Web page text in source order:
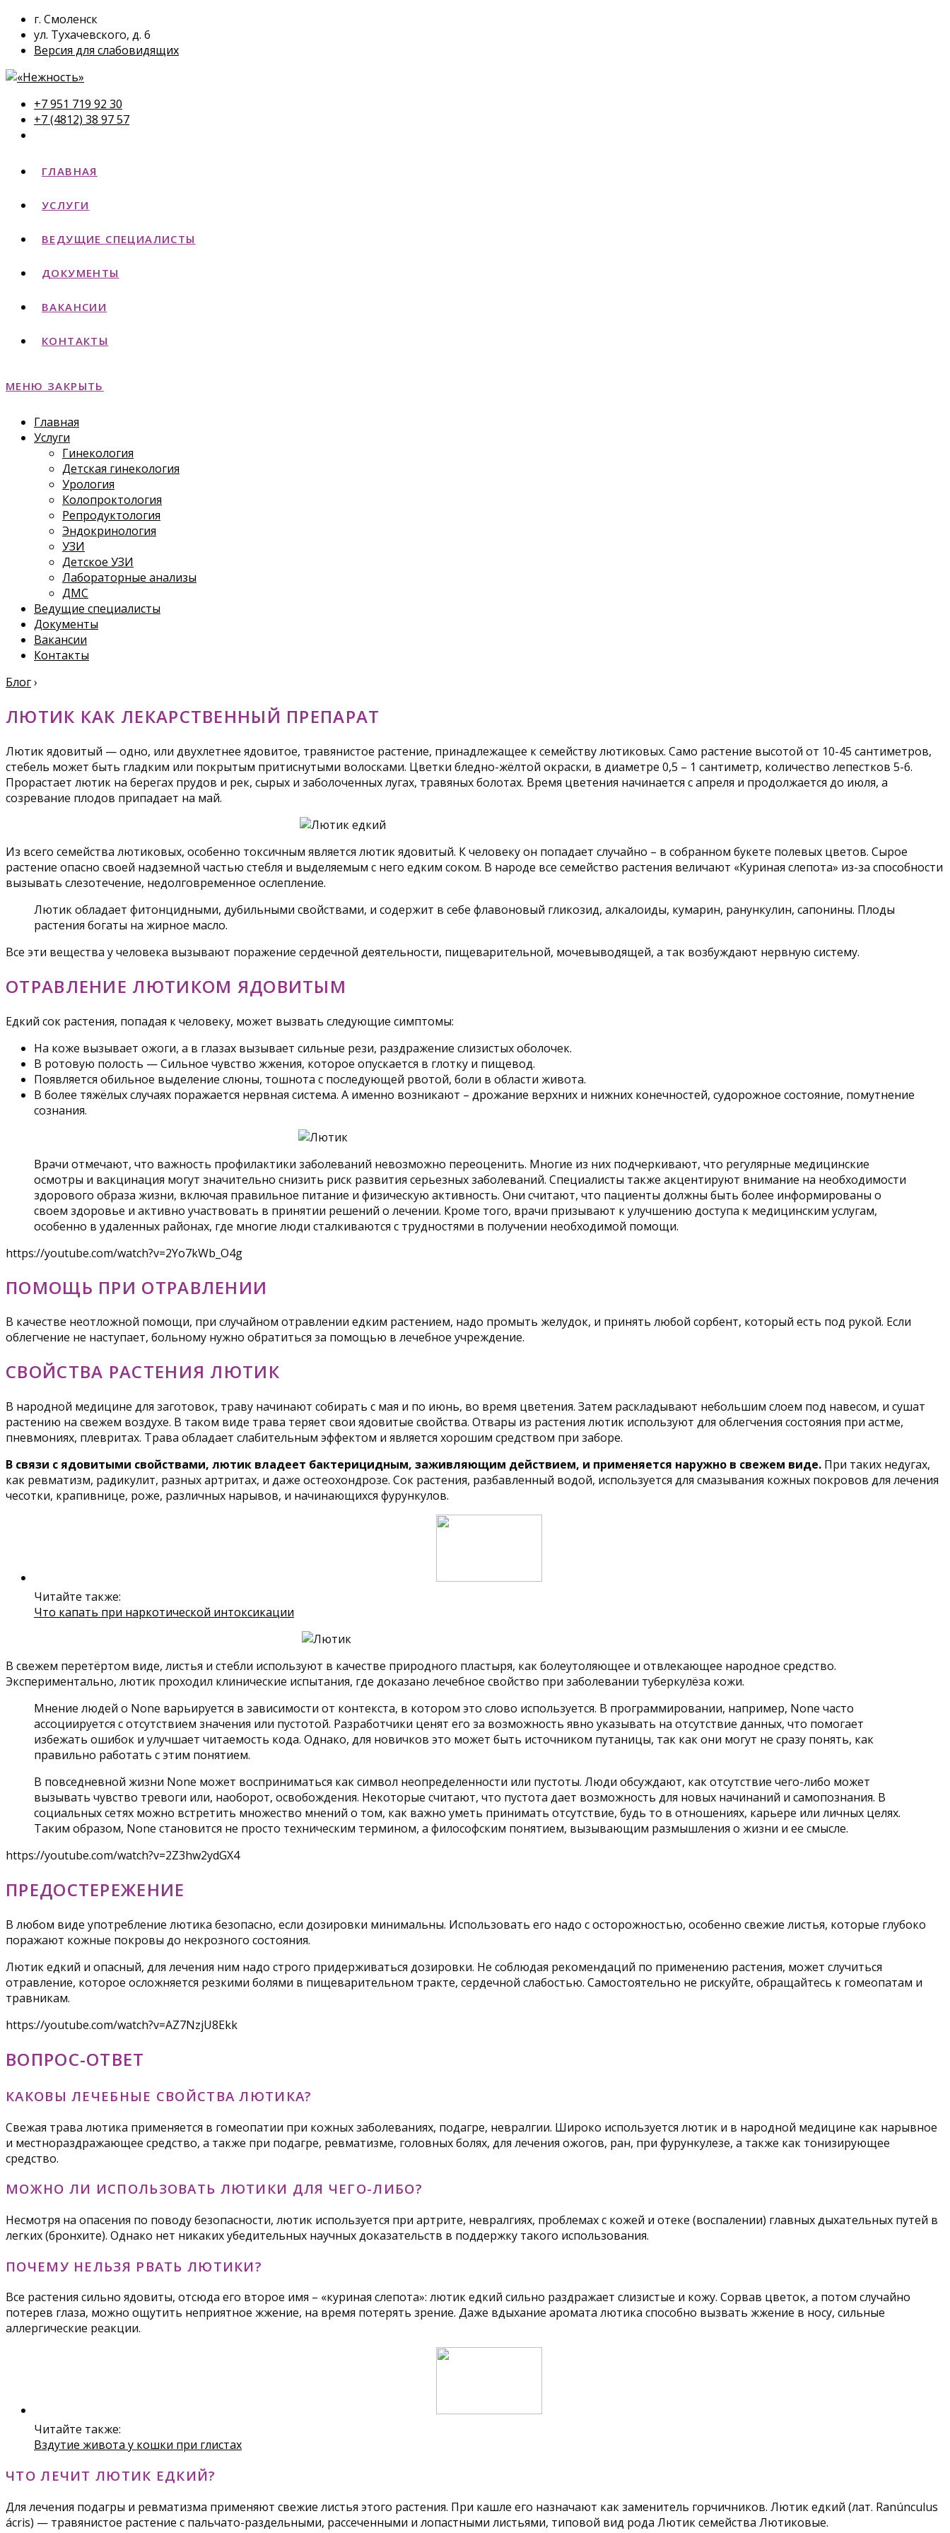
г. Смоленск
ул. Тухачевского, д. 6
Версия для слабовидящих
+7 951 719 92 30
+7 (4812) 38 97 57
ГЛАВНАЯ
УСЛУГИ
ВЕДУЩИЕ СПЕЦИАЛИСТЫ
ДОКУМЕНТЫ
ВАКАНСИИ
КОНТАКТЫ
МЕНЮ ЗАКРЫТЬ
Главная
Услуги
Гинекология
Детская гинекология
Урология
Колопроктология
Репродуктология
Эндокринология
УЗИ
Детское УЗИ
Лабораторные анализы
ДМС
Ведущие специалисты
Документы
Вакансии
Контакты
Блог›
ЛЮТИК КАК ЛЕКАРСТВЕННЫЙ ПРЕПАРАТ
Лютик ядовитый — одно, или двухлетнее ядовитое, травянистое растение, принадлежащее к семейству лютиковых. Само растение высотой от 10-45 сантиметров,
стебель может быть гладким или покрытым притиснутыми волосками. Цветки бледно-жёлтой окраски, в диаметре 0,5 – 1 сантиметр, количество лепестков 5-6.
Прорастает лютик на берегах прудов и рек, сырых и заболоченных лугах, травяных болотах. Время цветения начинается с апреля и продолжается до июля, а
созревание плодов припадает на май.
Из всего семейства лютиковых, особенно токсичным является лютик ядовитый. К человеку он попадает случайно – в собранном букете полевых цветов. Сырое
растение опасно своей надземной частью стебля и выделяемым с него едким соком. В народе все семейство растения величают «Куриная слепота» из-за способности
вызывать слезотечение, недолговременное ослепление.
Лютик обладает фитонцидными, дубильными свойствами, и содержит в себе флавоновый гликозид, алкалоиды, кумарин, ранункулин, сапонины. Плоды
растения богаты на жирное масло.
Все эти вещества у человека вызывают поражение сердечной деятельности, пищеварительной, мочевыводящей, а так возбуждают нервную систему.
ОТРАВЛЕНИЕ ЛЮТИКОМ ЯДОВИТЫМ
Едкий сок растения, попадая к человеку, может вызвать следующие симптомы:
На коже вызывает ожоги, а в глазах вызывает сильные рези, раздражение слизистых оболочек.
В ротовую полость — Сильное чувство жжения, которое опускается в глотку и пищевод.
Появляется обильное выделение слюны, тошнота с последующей рвотой, боли в области живота.
В более тяжёлых случаях поражается нервная система. А именно возникают – дрожание верхних и нижних конечностей, судорожное состояние, помутнение
сознания.
Врачи отмечают, что важность профилактики заболеваний невозможно переоценить. Многие из них подчеркивают, что регулярные медицинские
осмотры и вакцинация могут значительно снизить риск развития серьезных заболеваний. Специалисты также акцентируют внимание на необходимости
здорового образа жизни, включая правильное питание и физическую активность. Они считают, что пациенты должны быть более информированы о
своем здоровье и активно участвовать в принятии решений о лечении. Кроме того, врачи призывают к улучшению доступа к медицинским услугам,
особенно в удаленных районах, где многие люди сталкиваются с трудностями в получении необходимой помощи.
https://youtube.com/watch?v=2Yo7kWb_O4g
ПОМОЩЬ ПРИ ОТРАВЛЕНИИ
В качестве неотложной помощи, при случайном отравлении едким растением, надо промыть желудок, и принять любой сорбент, который есть под рукой. Если
облегчение не наступает, больному нужно обратиться за помощью в лечебное учреждение.
СВОЙСТВА РАСТЕНИЯ ЛЮТИК
В народной медицине для заготовок, траву начинают собирать с мая и по июнь, во время цветения. Затем раскладывают небольшим слоем под навесом, и сушат
растению на свежем воздухе. В таком виде трава теряет свои ядовитые свойства. Отвары из растения лютик используют для облегчения состояния при астме,
пневмониях, плевритах. Трава обладает слабительным эффектом и является хорошим средством при заборе.
В связи с ядовитыми свойствами, лютик владеет бактерицидным, заживляющим действием, и применяется наружно в свежем виде. При таких недугах,
как ревматизм, радикулит, разных артритах, и даже остеохондрозе. Сок растения, разбавленный водой, используется для смазывания кожных покровов для лечения
чесотки, крапивнице, роже, различных нарывов, и начинающихся фурункулов.
Читайте также:
Что капать при наркотической интоксикации
В свежем перетёртом виде, листья и стебли используют в качестве природного пластыря, как болеутоляющее и отвлекающее народное средство.
Экспериментально, лютик проходил клинические испытания, где доказано лечебное свойство при заболевании туберкулёза кожи.
Мнение людей о None варьируется в зависимости от контекста, в котором это слово используется. В программировании, например, None часто
ассоциируется с отсутствием значения или пустотой. Разработчики ценят его за возможность явно указывать на отсутствие данных, что помогает
избежать ошибок и улучшает читаемость кода. Однако, для новичков это может быть источником путаницы, так как они могут не сразу понять, как
правильно работать с этим понятием.
В повседневной жизни None может восприниматься как символ неопределенности или пустоты. Люди обсуждают, как отсутствие чего-либо может
вызывать чувство тревоги или, наоборот, освобождения. Некоторые считают, что пустота дает возможность для новых начинаний и самопознания. В
социальных сетях можно встретить множество мнений о том, как важно уметь принимать отсутствие, будь то в отношениях, карьере или личных целях.
Таким образом, None становится не просто техническим термином, а философским понятием, вызывающим размышления о жизни и ее смысле.
https://youtube.com/watch?v=2Z3hw2ydGX4
ПРЕДОСТЕРЕЖЕНИЕ
В любом виде употребление лютика безопасно, если дозировки минимальны. Использовать его надо с осторожностью, особенно свежие листья, которые глубоко
поражают кожные покровы до некрозного состояния.
Лютик едкий и опасный, для лечения ним надо строго придерживаться дозировки. Не соблюдая рекомендаций по применению растения, может случиться
отравление, которое осложняется резкими болями в пищеварительном тракте, сердечной слабостью. Самостоятельно не рискуйте, обращайтесь к гомеопатам и
травникам.
https://youtube.com/watch?v=AZ7NzjU8Ekk
ВОПРОС-ОТВЕТ
КАКОВЫ ЛЕЧЕБНЫЕ СВОЙСТВА ЛЮТИКА?
Свежая трава лютика применяется в гомеопатии при кожных заболеваниях, подагре, невралгии. Широко используется лютик и в народной медицине как нарывное
и местнораздражающее средство, а также при подагре, ревматизме, головных болях, для лечения ожогов, ран, при фурункулезе, а также как тонизирующее
средство.
МОЖНО ЛИ ИСПОЛЬЗОВАТЬ ЛЮТИКИ ДЛЯ ЧЕГО-ЛИБО?
Несмотря на опасения по поводу безопасности, лютик используется при артрите, невралгиях, проблемах с кожей и отеке (воспалении) главных дыхательных путей в
легких (бронхите). Однако нет никаких убедительных научных доказательств в поддержку такого использования.
ПОЧЕМУ НЕЛЬЗЯ РВАТЬ ЛЮТИКИ?
Все растения сильно ядовиты, отсюда его второе имя – «куриная слепота»: лютик едкий сильно раздражает слизистые и кожу. Сорвав цветок, а потом случайно
потерев глаза, можно ощутить неприятное жжение, на время потерять зрение. Даже вдыхание аромата лютика способно вызвать жжение в носу, сильные
аллергические реакции.
Читайте также:
Вздутие живота у кошки при глистах
ЧТО ЛЕЧИТ ЛЮТИК ЕДКИЙ?
Для лечения подагры и ревматизма применяют свежие листья этого растения. При кашле его назначают как заменитель горчичников. Лютик едкий (лат. Ranúnculus
ácris) — травянистое растение с пальчато-раздельными, рассеченными и лопастными листьями, типовой вид рода Лютик семейства Лютиковые.